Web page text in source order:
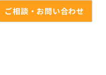
ご相談・お問い合わせ